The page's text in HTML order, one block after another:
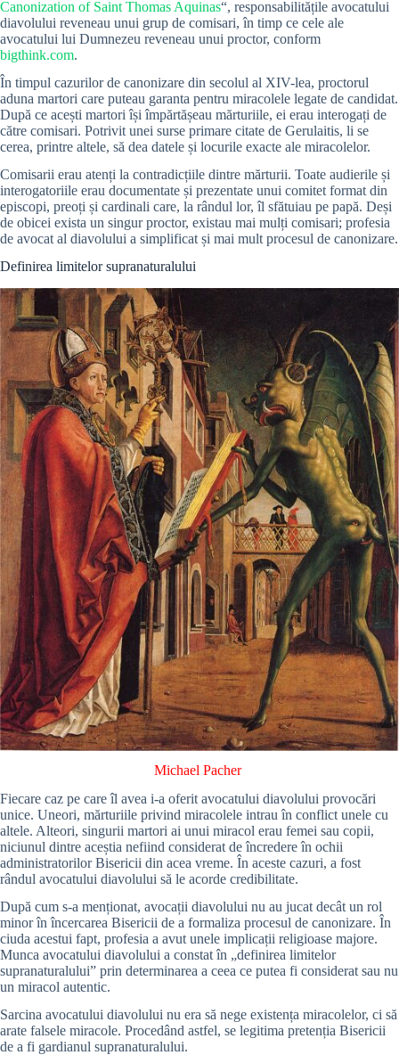
Canonization of Saint Thomas Aquinas“, responsabilitățile avocatului
diavolului reveneau unui grup de comisari, în timp ce cele ale
avocatului lui Dumnezeu reveneau unui proctor, conform
bigthink.com.
În timpul cazurilor de canonizare din secolul al XIV-lea, proctorul
aduna martori care puteau garanta pentru miracolele legate de candidat.
După ce acești martori își împărtășeau mărturiile, ei erau interogați de
către comisari. Potrivit unei surse primare citate de Gerulaitis, li se
cerea, printre altele, să dea datele și locurile exacte ale miracolelor.
Comisarii erau atenți la contradicțiile dintre mărturii. Toate audierile și
interogatoriile erau documentate și prezentate unui comitet format din
episcopi, preoți și cardinali care, la rândul lor, îl sfătuiau pe papă. Deși
de obicei exista un singur proctor, existau mai mulți comisari; profesia
de avocat al diavolului a simplificat și mai mult procesul de canonizare.
Definirea limitelor supranaturalului
Michael Pacher
Fiecare caz pe care îl avea i-a oferit avocatului diavolului provocări
unice. Uneori, mărturiile privind miracolele intrau în conflict unele cu
altele. Alteori, singurii martori ai unui miracol erau femei sau copii,
niciunul dintre aceștia nefiind considerat de încredere în ochii
administratorilor Bisericii din acea vreme. În aceste cazuri, a fost
rândul avocatului diavolului să le acorde credibilitate.
După cum s-a menționat, avocații diavolului nu au jucat decât un rol
minor în încercarea Bisericii de a formaliza procesul de canonizare. În
ciuda acestui fapt, profesia a avut unele implicații religioase majore.
Munca avocatului diavolului a constat în „definirea limitelor
supranaturalului” prin determinarea a ceea ce putea fi considerat sau nu
un miracol autentic.
Sarcina avocatului diavolului nu era să nege existența miracolelor, ci să
arate falsele miracole. Procedând astfel, se legitima pretenția Bisericii
de a fi gardianul supranaturalului.